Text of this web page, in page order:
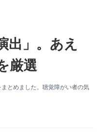
出」。あえ
厳選
とめました。聴覚障がい者の気